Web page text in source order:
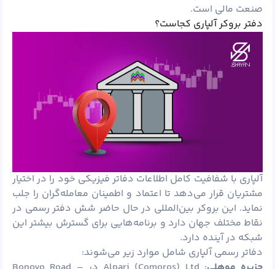
صنعت مالی است.
دفتر بروکر آلپاری کجاست؟
آلپاری با شفافیت کامل اطلاعات دفاتر فیزیکی خود را در اختیار
مشتریان قرار می‌دهد تا اعتماد و اطمینان معامله‌گران را جلب
نماید. این بروکر بین‌المللی در حال حاضر شش دفتر رسمی در
نقاط مختلف جهان دارد و برنامه‌هایی برای گسترش بیشتر این
شبکه در آینده دارد.
دفاتر رسمی آلپاری شامل موارد زیر می‌شوند: